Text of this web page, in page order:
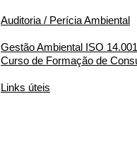
Auditoria / Perícia Ambiental
Gestão Ambiental ISO 14.001
Curso de Formação de
Links úteis